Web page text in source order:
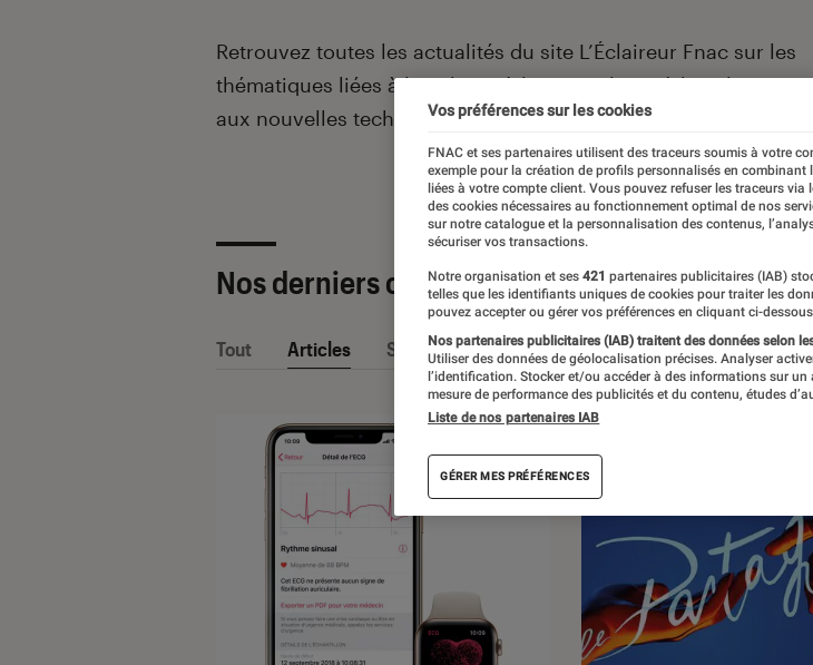
Introduction
Retrouvez toutes les actualités du site L’Éclaireur Fnac sur les
thématiques liées à la culture, à la pop culture, à la culture
aux nouvelles technologies.
Nos derniers contenus
Tout Articles Sélections et guides Tests
Vos préférences sur les cookies
FNAC et ses partenaires utilisent des traceurs soumis à votre
exemple pour la création de profils personnalisés en combinant
liées à votre compte client. Vous pouvez refuser les traceurs via
des cookies nécessaires au fonctionnement optimal de nos
sur notre catalogue et la personnalisation des contenus,
sécuriser vos transactions.
Notre organisation et ses 421 partenaires publicitaires (IAB)
telles que les identifiants uniques de cookies pour traiter les
pouvez accepter ou gérer vos préférences en cliquant ci-
Nos partenaires publicitaires (IAB) traitent des données selon
Utiliser des données de géolocalisation précises. Analyser
l’identification. Stocker et/ou accéder à des informations sur
mesure de performance des publicités et du contenu, études
Liste de nos partenaires IAB
GÉRER MES PRÉFÉRENCES